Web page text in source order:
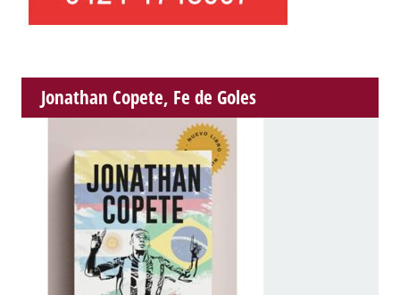
Jonathan Copete, Fe de Goles